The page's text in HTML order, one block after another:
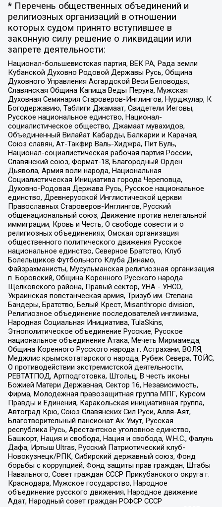
* Перечень общественных объединений и
религиозных организаций в отношении
которых судом принято вступившее в
законную силу решение о ликвидации или
запрете деятельности:
Национал-большевистская партия, ВЕК РА, Рада земли
Кубанской Духовно Родовой Державы Русь, Община
Духовного Управления Асгардской Веси Беловодья,
Славянская Община Капища Веды Перуна, Мужская
Духовная Семинария Староверов-Инглингов, Нурджулар, К
Богодержавию, Таблиги Джамаат, Свидетели Иеговы,
Русское национальное единство, Национал-
социалистическое общество, Джамаат мувахидов,
Объединенный Вилайат Кабарды, Балкарии и Карачая,
Союз славян, Ат-Такфир Валь-Хиджра, Пит Буль,
Национал-социалистическая рабочая партия России,
Славянский союз, Формат-18, Благородный Орден
Дьявола, Армия воли народа, Национальная
Социалистическая Инициатива города Череповца,
Духовно-Родовая Держава Русь, Русское национальное
единство, Древнерусской Инглистической церкви
Православных Староверов-Инглингов, Русский
общенациональный союз, Движение против нелегальной
иммиграции, Кровь и Честь, О свободе совести и о
религиозных объединениях, Омская организация
общественного политического движения Русское
национальное единство, Северное Братство, Клуб
Болельщиков Футбольного Клуба Динамо,
Файзрахманисты, Мусульманская религиозная организация
п. Боровский, Община Коренного Русского народа
Щелковского района, Правый сектор, УНА - УНСО,
Украинская повстанческая армия, Тризуб им. Степана
Бандеры, Братство, Белый Крест, Misanthropic division,
Религиозное объединение последователей инглиизма,
Народная Социальная Инициатива, TulaSkins,
Этнополитическое объединение Русские, Русское
национальное объединение Атака, Мечеть Мирмамеда,
Община Коренного Русского народа г. Астрахани, ВОЛЯ,
Меджлис крымскотатарского народа, Рубеж Севера, ТОЙС,
О противодействии экстремистской деятельности,
РЕВТАТПОД, Артподготовка, Штольц, В честь иконы
Божией Матери Державная, Сектор 16, Независимость,
Фирма, Молодежная правозащитная группа МПГ, Курсом
Правды и Единения, Каракольская инициативная группа,
Автоград Крю, Союз Славянских Сил Руси, Алля-Аят,
Благотворительный пансионат Ак Умут, Русская
республика Русь, Арестантское уголовное единство,
Башкорт, Нация и свобода, Нация и свобода, W.H.С., Фалунь
Дафа, Иртыш Ultras, Русский Патриотический клуб-
Новокузнецк/РПК, Сибирский державный союз, Фонд
борьбы с коррупцией, Фонд защиты прав граждан, Штабы
Навального, Совет граждан СССР Прикубанского округа г.
Краснодара, Мужское государство, Народное
объединение русского движения, Народное движение
Адат, Народный совет граждан РСФСР СССР